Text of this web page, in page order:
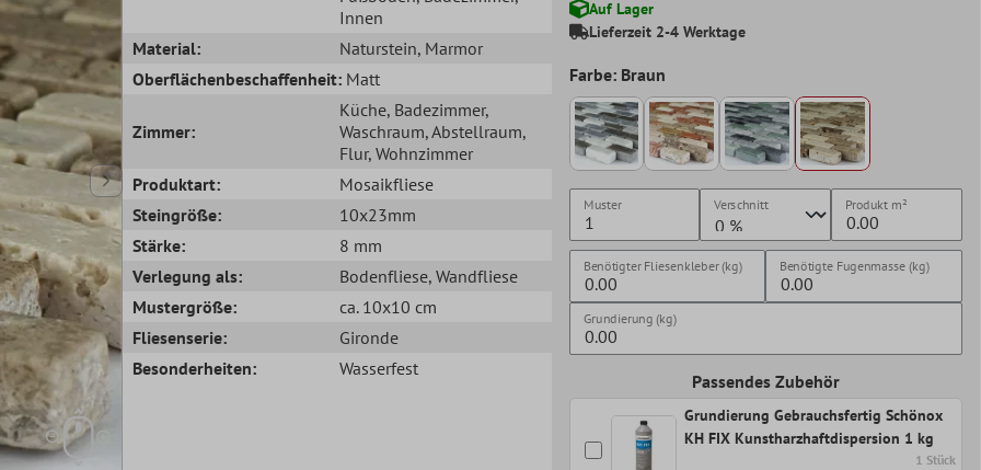
Innen
Material:
Naturstein, Marmor
Oberflächenbeschaffenheit: Matt
Zimmer:
Küche, Badezimmer,
Waschraum, Abstellraum,
Flur, Wohnzimmer
Produktart:
Mosaikfliese
Steingröße:
10x23mm
Stärke:
8 mm
Verlegung als:
Bodenfliese, Wandfliese
Mustergröße:
ca. 10x10 cm
Fliesenserie:
Gironde
Besonderheiten:
Wasserfest
Auf Lager
Lieferzeit 2-4 Werktage
Farbe: Braun
Muster Verschnitt Produkt m²
Benötigter Fliesenkleber (kg) Benötigte Fugenmasse (kg)
Grundierung (kg)
Passendes Zubehör
Grundierung Gebrauchsfertig Schönox
KH FIX Kunstharzhaftdispersion 1 kg
1 Stück